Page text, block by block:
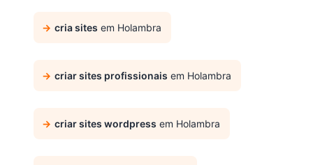
cria sites em Holambra
criar sites profissionais em Holambra
criar sites wordpress em Holambra